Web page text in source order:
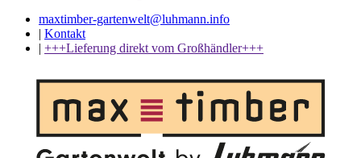
maxtimber-gartenwelt@luhmann.info
| Kontakt
| +++Lieferung direkt vom Großhändler+++